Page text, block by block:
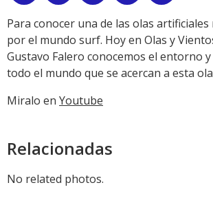
Link
Para conocer una de las olas artificiales
por el mundo surf. Hoy en Olas y
Gustavo Falero conocemos el entorno
todo el mundo que se acercan a esta
Miralo en Youtube
Relacionadas
No related photos.